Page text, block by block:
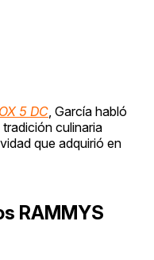
5 DC , García habló
culinaria
que adquirió en
RAMMYS